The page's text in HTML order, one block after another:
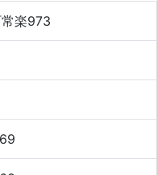
楽973